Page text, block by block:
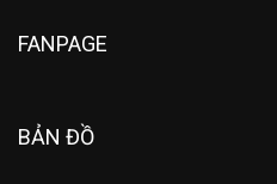
FANPAGE
BẢN ĐỒ